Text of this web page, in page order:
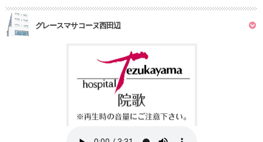
グレースマサコーヌ西田辺